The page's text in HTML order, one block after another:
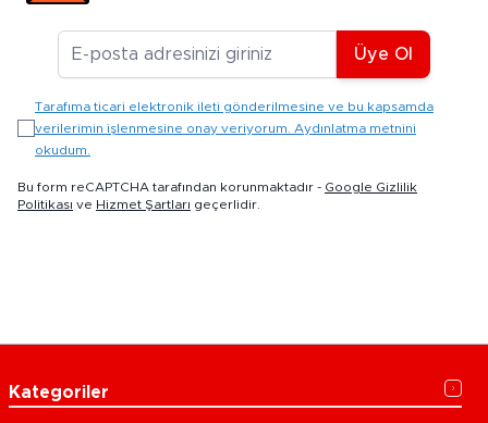
E-posta Adresiniz
Üye Ol
Tarafıma ticari elektronik ileti gönderilmesine ve bu kapsamda
verilerimin işlenmesine onay veriyorum. Aydınlatma metnini
okudum.
Bu form reCAPTCHA tarafından korunmaktadır - Google Gizlilik
Politikası ve Hizmet Şartları geçerlidir.
Kategoriler